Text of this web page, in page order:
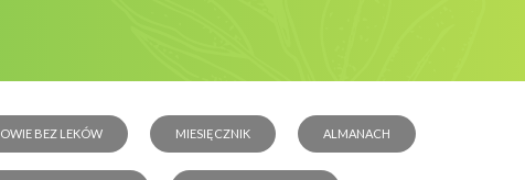
BEZ LEKÓW MIESIĘCZNIK ALMANACH